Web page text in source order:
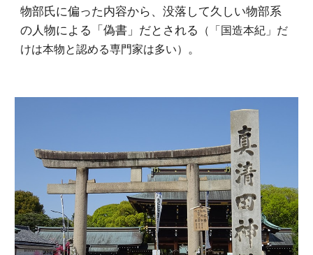
物部氏に偏った内容から、没落して久しい物部系
の人物による「偽書」だとされる （「国造本紀」だ
けは本物と認める専門家は多い） 。